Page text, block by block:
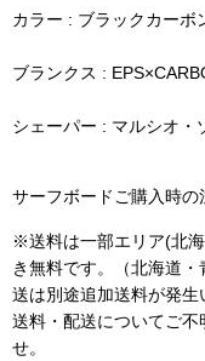
カラー : ブラックカーボ
ブランクス :
シェーパー : マルシオ・
サーフボードご購入時の
※送料は一部エリア(北
き無料です。（北海道
送は別途追加送料が発生
送料・配送についてご不
せ。